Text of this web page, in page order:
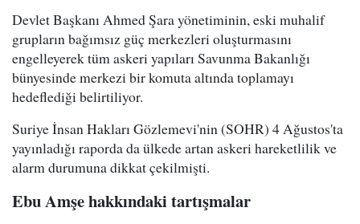
Devlet Başkanı Ahmed Şara yönetiminin, eski muhalif
grupların bağımsız güç merkezleri oluşturmasını
engelleyerek tüm askeri yapıları Savunma Bakanlığı
bünyesinde merkezi bir komuta altında toplamayı
hedeflediği belirtiliyor.
Suriye İnsan Hakları Gözlemevi'nin (SOHR) 4 Ağustos'ta
yayınladığı raporda da ülkede artan askeri hareketlilik ve
alarm durumuna dikkat çekilmişti.
Ebu Amşe hakkındaki tartışmalar